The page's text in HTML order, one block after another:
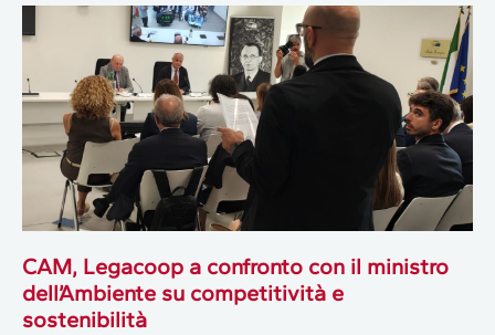
CAM, Legacoop a confronto con il ministro
dell’Ambiente su competitività e
sostenibilità